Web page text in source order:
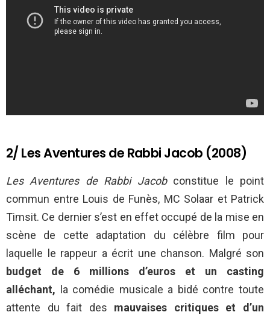
2/ Les Aventures de Rabbi Jacob (2008)
Les Aventures de Rabbi Jacobconstitue le point
commun entre Louis de Funès, MC Solaar et Patrick
Timsit. Ce dernier s’est en effet occupé de la mise en
scène de cette adaptation du célèbre film pour
laquelle le rappeur a écrit une chanson. Malgré son
budget de 6 millions d’euros et un casting
alléchant, la comédie musicale a bidé contre toute
attente du fait des mauvaises critiques et d’un